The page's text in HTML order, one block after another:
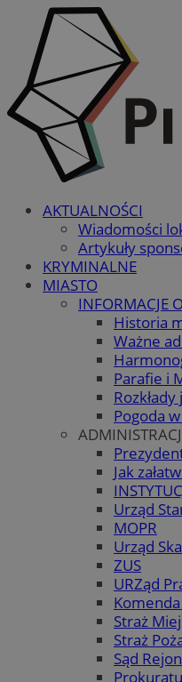
AKTUALNOŚCI
Wiadomości
Artykuły
KRYMINALNE
MIASTO
INFORMACJE
Historia
Ważne
Parafie i
Pogoda
Jak
Urząd
MOPR
Urząd
ZUS
URZąd
Straż
Straż
Sąd